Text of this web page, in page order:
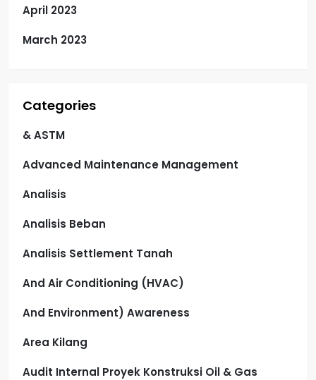
April 2023
March 2023
Categories
& ASTM
Advanced Maintenance Management
Analisis
Analisis Beban
Analisis Settlement Tanah
And Air Conditioning (HVAC)
And Environment) Awareness
Area Kilang
Audit Internal Proyek Konstruksi Oil & Gas